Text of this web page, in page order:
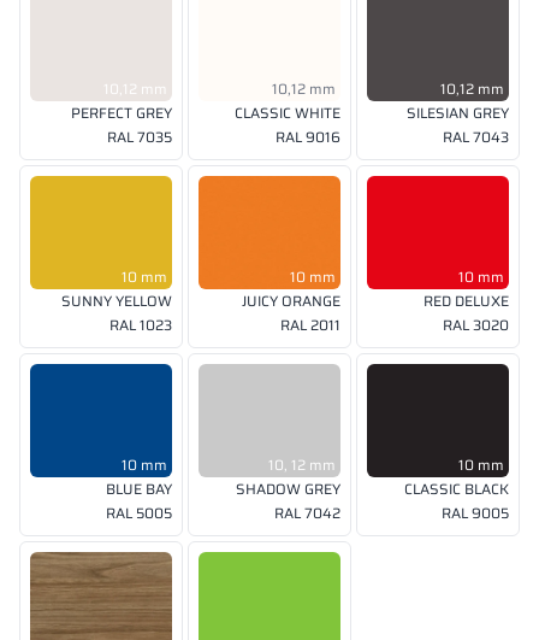
10,12 mm
PERFECT GREY
RAL 7035
10,12 mm
CLASSIC WHITE
RAL 9016
10,12 mm
SILESIAN GREY
RAL 7043
10 mm
SUNNY YELLOW
RAL 1023
10 mm
JUICY ORANGE
RAL 2011
10 mm
RED DELUXE
RAL 3020
10 mm
BLUE BAY
RAL 5005
10, 12 mm
SHADOW GREY
RAL 7042
10 mm
CLASSIC BLACK
RAL 9005